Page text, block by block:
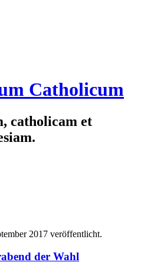
Catholicum
catholicam et
2017 veröffentlicht.
der Wahl